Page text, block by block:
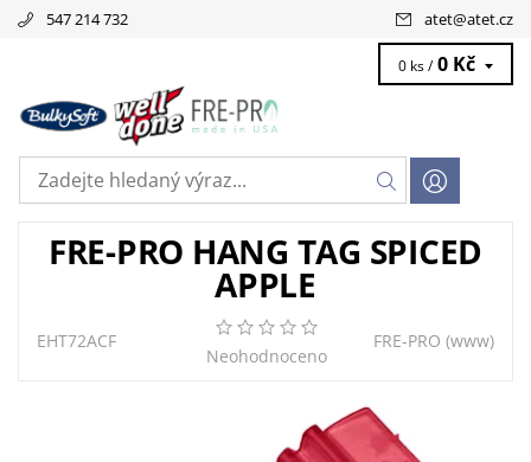
547 214 732 atet@atet.cz
0 ks / 0 Kč
FRE-PRO HANG TAG SPICED
APPLE
EHT72ACF
Neohodnoceno
FRE-PRO (www)